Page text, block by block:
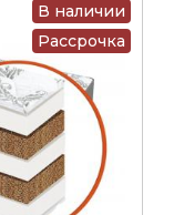
В наличии
Рассрочка